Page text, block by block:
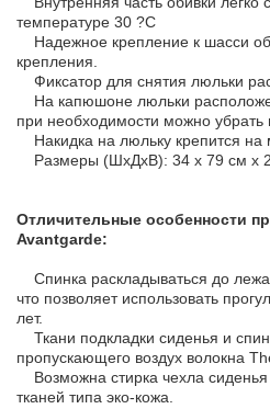
температуре 30 ?С
Надежное крепление к шасси
крепления.
Фиксатор для снятия люльки
На капюшоне люльки
при необходимости можно убрать
Накидка на люльку крепится на
Размеры (ШхДхВ): 34 х 79 см х
Отличительные особенности
Avantgarde:
Спинка раскладываться до
что позволяет использовать
лет.
Ткани подкладки сиденья и
пропускающего воздух волокна
Возможна стирка чехла
тканей типа эко-кожа.